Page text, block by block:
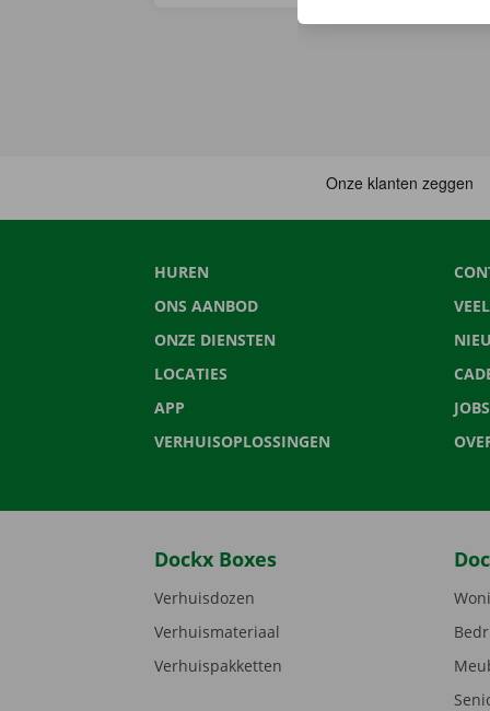
HUREN
ONS AANBOD
ONZE DIENSTEN
LOCATIES
APP
VERHUISOPLOSSINGEN
JOBS
Dockx Boxes
Verhuisdozen
Verhuismateriaal
Verhuispakketten